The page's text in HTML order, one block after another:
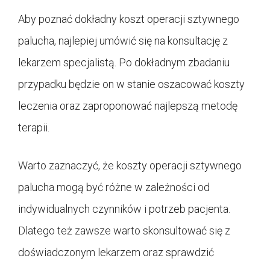
Aby poznać dokładny koszt operacji sztywnego
palucha, najlepiej umówić się na konsultację z
lekarzem specjalistą. Po dokładnym zbadaniu
przypadku będzie on w stanie oszacować koszty
leczenia oraz zaproponować najlepszą metodę
terapii.
Warto zaznaczyć, że koszty operacji sztywnego
palucha mogą być różne w zależności od
indywidualnych czynników i potrzeb pacjenta.
Dlatego też zawsze warto skonsultować się z
doświadczonym lekarzem oraz sprawdzić